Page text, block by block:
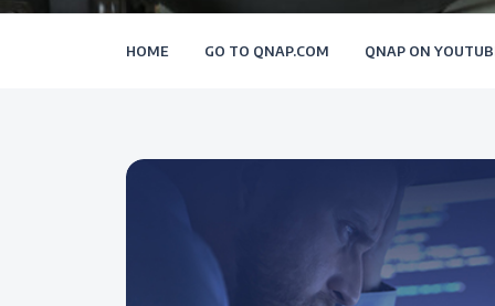
HOME GO TO QNAP.COM QNAP ON